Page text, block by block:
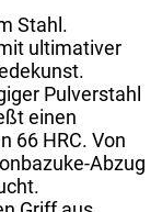
Stahl.
ultimativer
Pulverstahl
einen
66 HRC. Von
Abzug